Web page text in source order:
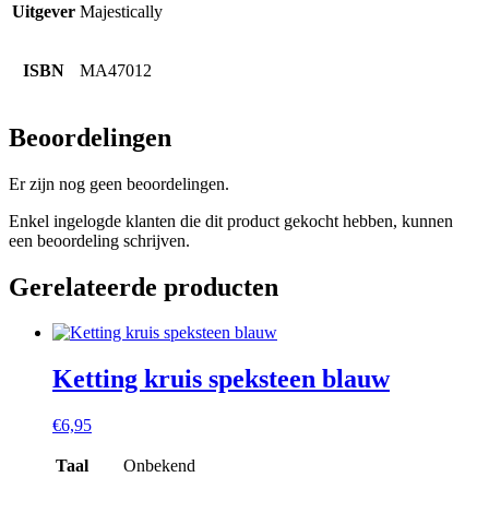
Uitgever Majestically
ISBN MA47012
Beoordelingen
Er zijn nog geen beoordelingen.
Enkel ingelogde klanten die dit product gekocht hebben, kunnen
een beoordeling schrijven.
Gerelateerde producten
Ketting kruis speksteen blauw
€6,95
Taal Onbekend